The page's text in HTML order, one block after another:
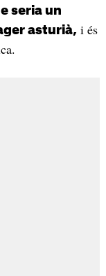
seria un
asturià, i és